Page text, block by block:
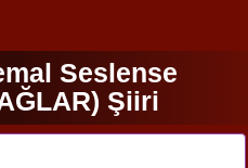
Seslense
Şiiri